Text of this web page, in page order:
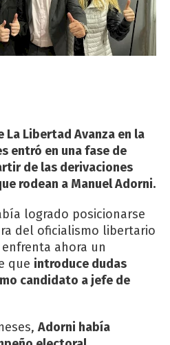
La Libertad Avanza en la
entró en una fase de
de las derivaciones
rodean a Manuel Adorni.
logrado posicionarse
del oficialismo libertario
ahora un
que introduce dudas
candidato a jefe de
Adorni había